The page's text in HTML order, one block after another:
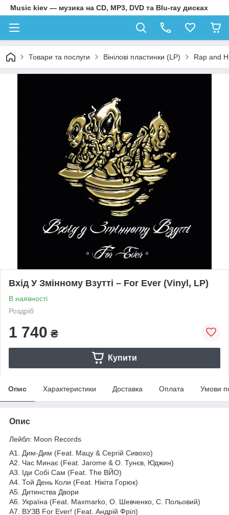
Music kiev — музика на CD, MP3, DVD та Blu-ray дисках
Товари та послуги Вінілові пластинки (LP) Rap and
Вхід У Змінному Взутті – For Ever (Vinyl, LP)
В наявності
Роздріб
1 740 ₴
Купити
Опис Характеристики Доставка Оплата Умови
Опис
Лейбл: Moon Records
A1. Дим-Дим (Feat. Мацу & Сергій Сивохо)
A2. Час Минає (Feat. Jarome & О. Тунєв, Юджин)
A3. Іди Собі Сам (Feat. The ВЙО)
A4. Той День Коли (Feat. Нікіта Горюк)
A5. Дитинства Двори
A6. Україна (Feat. Maxmarko, О. Шевченко, С. Польовий)
A7. ВУЗВ For Ever! (Feat. Андрій Фріл)